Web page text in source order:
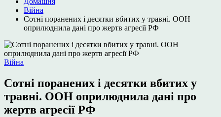
Війна
Сотні поранених і десятки вбитих у травні. ООН
оприлюднила дані про жертв агресії РФ
Опублікувати
Війна
Сотні поранених і десятки вбитих у
травні. ООН оприлюднила дані про
жертв агресії РФ